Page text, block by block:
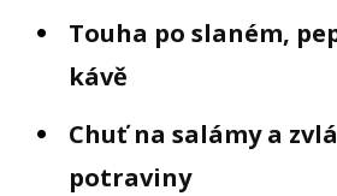
Touha po slaném,
kávě
Chuť na salámy a
potraviny